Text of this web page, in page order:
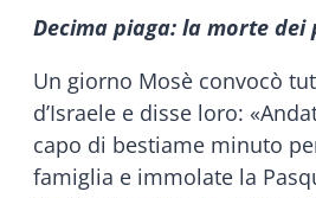
Decima piaga: la morte
Un giorno Mosè convocò
d’Israele e disse loro:
capo di bestiame minuto
famiglia e immolate la